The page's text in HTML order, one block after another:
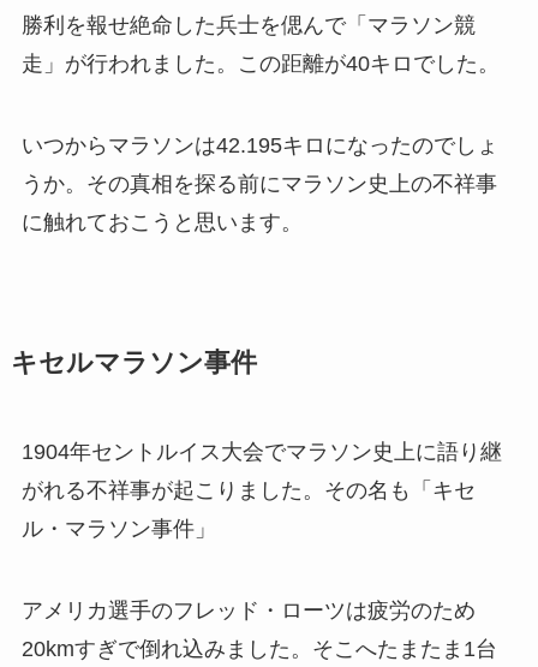
勝利を報せ絶命した兵士を偲んで「マラソン競
走」が行われました。この距離が40キロでした。
いつからマラソンは42.195キロになったのでしょ
うか。その真相を探る前にマラソン史上の不祥事
に触れておこうと思います。
キセルマラソン事件
1904年セントルイス大会でマラソン史上に語り継
がれる不祥事が起こりました。その名も「キセ
ル・マラソン事件」
アメリカ選手のフレッド・ローツは疲労のため
20kmすぎで倒れ込みました。そこへたまたま1台